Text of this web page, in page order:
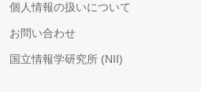
個人情報の扱いについて
お問い合わせ
国立情報学研究所 (NII)